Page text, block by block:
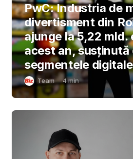
PwC: Industria de
divertisment din
ajunge la 5,22 mld.
acest an, susținută
segmentele digitale
Team 4min